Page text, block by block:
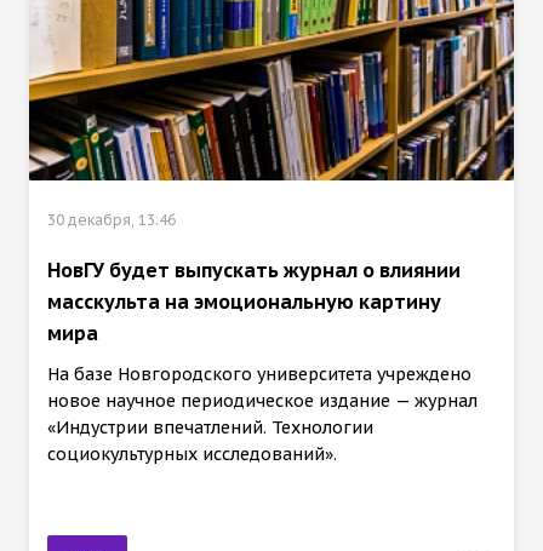
30 декабря, 13:46
НовГУ будет выпускать журнал о влиянии
масскульта на эмоциональную картину
мира
На базе Новгородского университета учреждено
новое научное периодическое издание — журнал
«Индустрии впечатлений. Технологии
социокультурных исследований».